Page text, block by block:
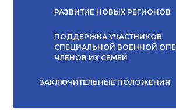
РАЗВИТИЕ НОВЫХ РЕГИОНОВ
ПОДДЕРЖКА УЧАСТНИКОВ
СПЕЦИАЛЬНОЙ ВОЕННОЙ
ЧЛЕНОВ ИХ СЕМЕЙ
ЗАКЛЮЧИТЕЛЬНЫЕ ПОЛОЖЕНИЯ